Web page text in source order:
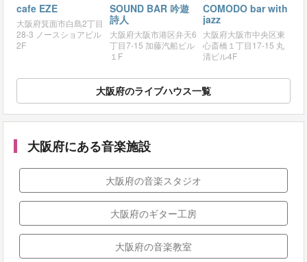
cafe EZE
大阪府箕面市白島2丁目
28-3 ノースショアビル
2F
SOUND BAR 吟遊
詩人
大阪府大阪市港区弁天6
丁目7-15 加藤汽船ビル
１F
COMODO bar with
jazz
大阪府大阪市中央区東
心斎橋１丁目17-15 丸
清ビル4F
大阪府のライブハウス一覧
大阪府にある音楽施設
大阪府の音楽スタジオ
大阪府のギター工房
大阪府の音楽教室